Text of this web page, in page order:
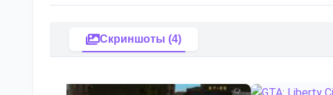
Скриншоты (4)